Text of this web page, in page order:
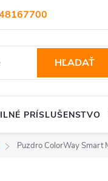
HĽADAŤ
PRÍSLUŠENSTVO
Puzdro ColorWay Smart